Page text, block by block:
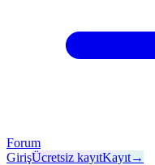
Forum
GirişÜcretsiz kayıtKayıt→